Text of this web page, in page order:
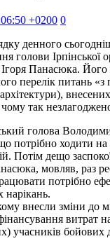
+0200 0
денного
голови Ірпінської
Ігоря Панасюка.
перелік питань «з
чому так
голова
потрібно ходити на
Потім дещо
мовляв, раз
потрібно
нарікань.
внесли зміни до
витрат
учасників бойових